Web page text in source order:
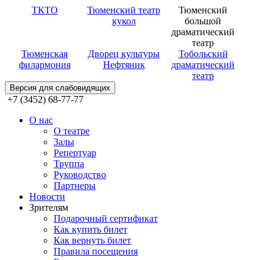
ТКТО
Тюменский театр
кукол
Тюменский
большой
драматический
театр
Тюменская
филармония
Дворец культуры
Нефтяник
Тобольский
драматический
театр
Версия для слабовидящих
+7 (3452) 68-77-77
О нас
О театре
Залы
Репертуар
Труппа
Руководство
Партнеры
Новости
Зрителям
Подарочный сертификат
Как купить билет
Как вернуть билет
Правила посещения